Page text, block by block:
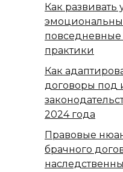
Как развивать
практики
Как
договоры под
2024 года
Правовые
брачного